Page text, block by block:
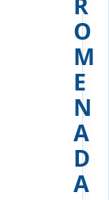
O
M
E
N
A
D
A